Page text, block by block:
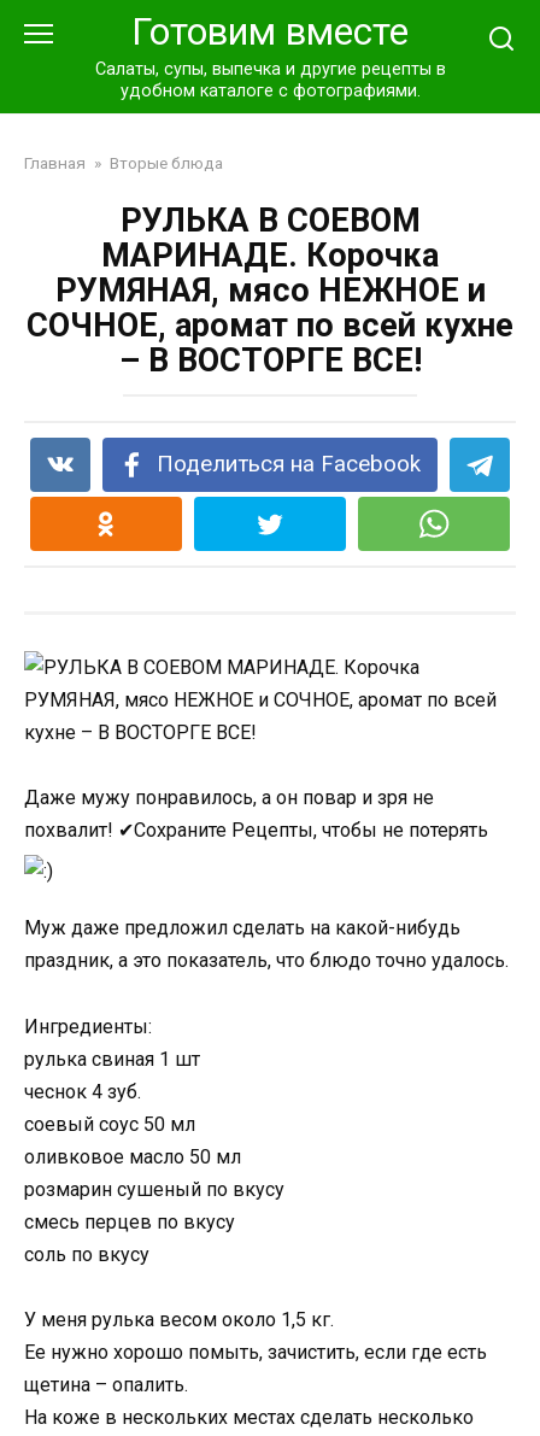
Готовим вместе
Салаты, супы, выпечка и другие рецепты в
удобном каталоге с фотографиями.
Главная » Вторые блюда
РУЛЬКА В СОЕВОМ
МАРИНАДЕ. Корочка
РУМЯНАЯ, мясо НЕЖНОЕ и
СОЧНОЕ, аромат по всей кухне
– В ВОСТОРГЕ ВСЕ!
Поделиться на Facebook
Даже мужу понравилось, а он повар и зря не
похвалит! ✔Сохраните Рецепты, чтобы не потерять
Муж даже предложил сделать на какой-нибудь
праздник, а это показатель, что блюдо точно удалось.
Ингредиенты:
рулька свиная 1 шт
чеснок 4 зуб.
соевый соус 50 мл
оливковое масло 50 мл
розмарин сушеный по вкусу
смесь перцев по вкусу
соль по вкусу
У меня рулька весом около 1,5 кг.
Ее нужно хорошо помыть, зачистить, если где есть
щетина – опалить.
На коже в нескольких местах сделать несколько